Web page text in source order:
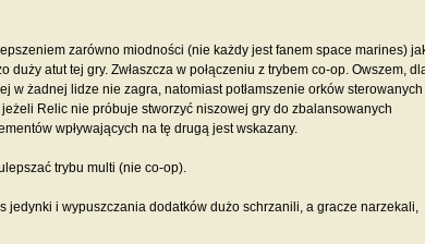
zarówno miodności (nie każdy jest fanem space marines)
atut tej gry. Zwłaszcza w połączeniu z trybem co-op. Owszem,
w żadnej lidze nie zagra, natomiast potłamszenie orków sterowanych
Relic nie próbuje stworzyć niszowej gry do zbalansowanych
wpływających na tę drugą jest wskazany.
trybu multi (nie co-op).
jedynki i wypuszczania dodatków dużo schrzanili, a gracze narzekali,